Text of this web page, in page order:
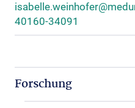
40160-34091
Forschung